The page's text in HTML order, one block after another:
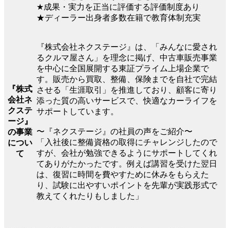
★成果・実力を正当に評価する評価制度あり
★ディーラー出身者多数在籍で教育体制充実
『株式
会社ネ
クステ
ージ』
の事業
につい
て
『株式会社ネクステージ』は、「みんなに愛され
るクルマ屋さん」を理念に掲げ、中古車販売事業
を中心に全国展開する東証プライム上場企業で
す。販売から買取、整備、保険までを自社で完結
させる「生涯取引」を推進しており、顧客に寄り
添った質の高いサービスで、快適なカーライフを
サポートしています。
〜『ネクステージ』の社員の声をご紹介〜
「入社後に整備資格の取得にチャレンジしたので
すが、会社が勉強できるようにサポートしてくれ
てありがたかったです。例えば講習を受けた翌日
は、復習に時間を費やすために休みをもらえた
り、試験に出やすいポイントを先輩が実践形式で
教えてくれたりもしました」